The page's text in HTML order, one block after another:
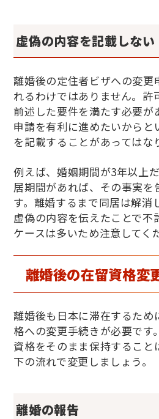
虚偽の内容を記載しない
離婚後の定住者ビザへの変更
れるわけではありません。許
前述した要件を満たす必要が
申請を有利に進めたいからと
を記載することがあってはな
例えば、婚姻期間が3年以上
居期間があれば、その事実を
す。離婚するまで同居は解消
虚偽の内容を伝えたことで不
ケースは多いため注意してく
離婚後の在留資格変
離婚後も日本に滞在するため
格への変更手続きが必要です
資格をそのまま保持すること
下の流れで変更しましょう。
離婚の報告